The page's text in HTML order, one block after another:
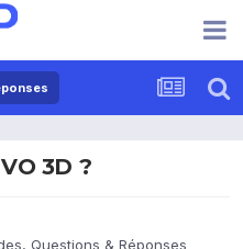
3D ?
Questions & Réponses